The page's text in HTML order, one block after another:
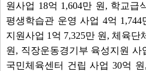
원사업 18억 1,604만 원, 학교급
평생학습관 운영 사업 4억
지원사업 1억 7,325만 원, 체육단
원, 직장운동경기부 육성지원 사
국민체육센터 건립 사업 30억